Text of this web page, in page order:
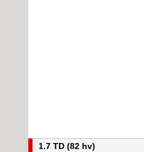
1.7 TD (82 hv)